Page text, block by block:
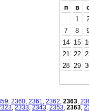
п
в
1
7
8
14
15
21
22
28
29
2360 2361 2362 2363
2333 2343 2353 2363